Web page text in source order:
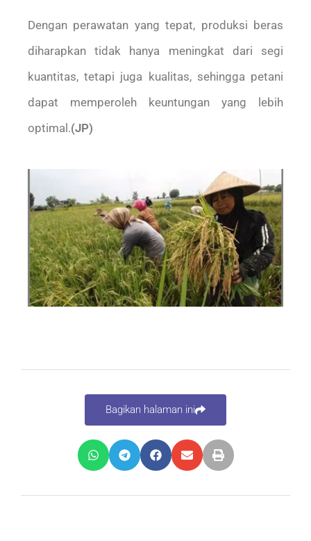
Dengan perawatan yang tepat, produksi beras
diharapkan tidak hanya meningkat dari segi
kuantitas, tetapi juga kualitas, sehingga petani
dapat memperoleh keuntungan yang lebih
optimal.(JP)
Bagikan halaman ini